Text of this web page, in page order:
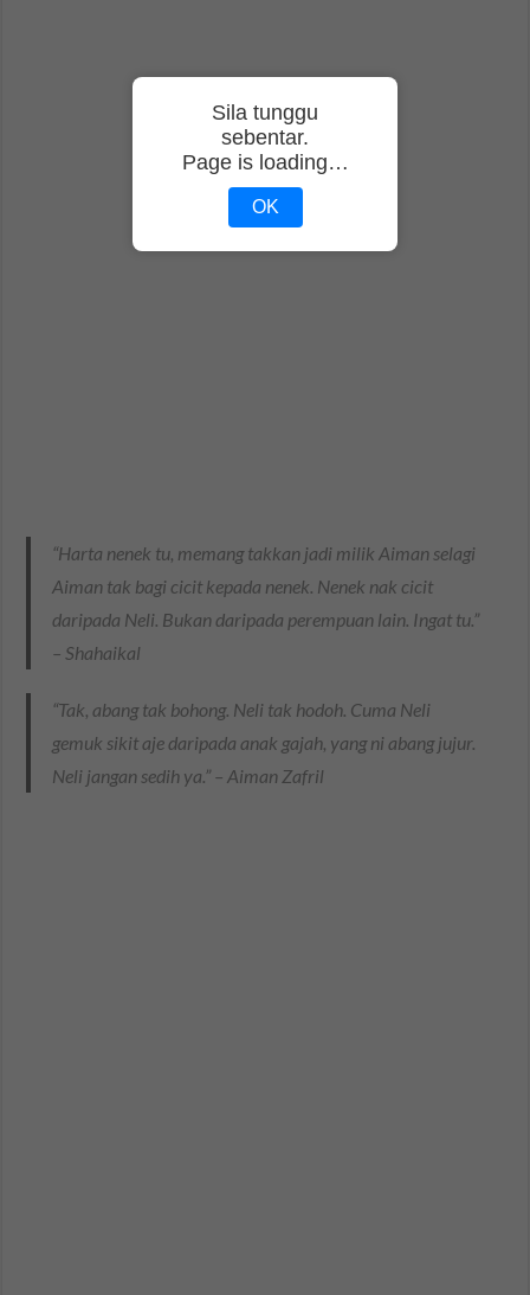
“Harta nenek tu, memang takkan jadi milik Aiman selagi
Aiman tak bagi cicit kepada nenek. Nenek nak cicit
daripada Neli. Bukan daripada perempuan lain. Ingat tu.”
– Shahaikal
“Tak, abang tak bohong. Neli tak hodoh. Cuma Neli
gemuk sikit aje daripada anak gajah, yang ni abang jujur.
Neli jangan sedih ya.” – Aiman Zafril
Sila tunggu
sebentar.
Page is loading…
OK